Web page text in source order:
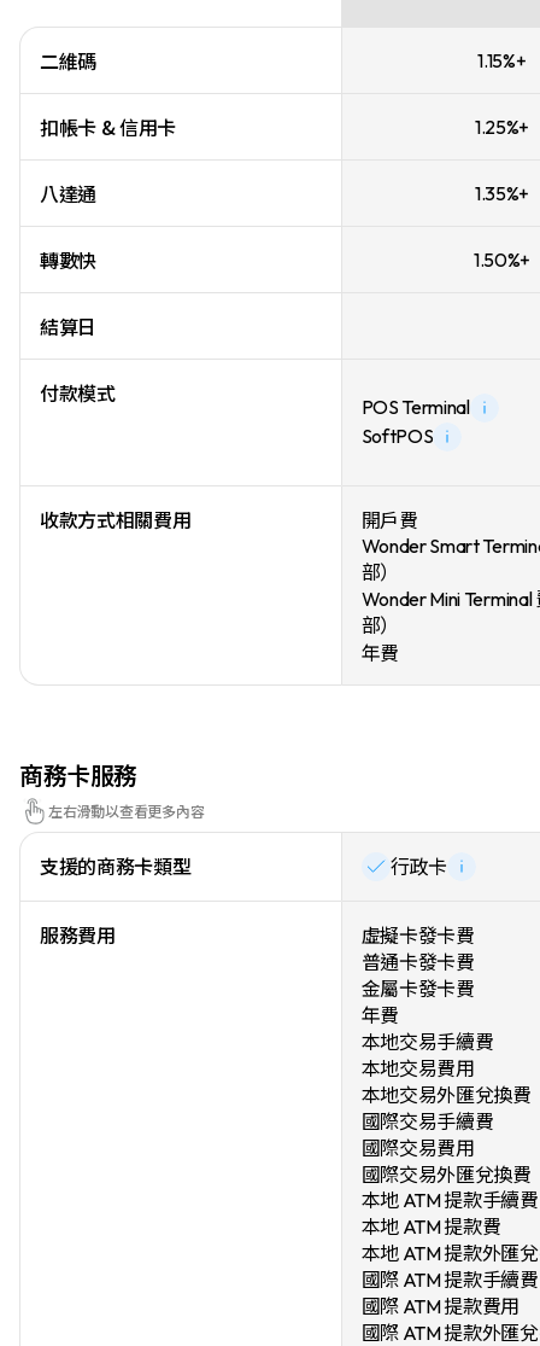
二維碼 1.15%+
扣帳卡 & 信用卡 1.25%+
八達通 1.35%+
轉數快 1.50%+
結算日
付款模式
POS Terminal
SoftPOS
收款方式相關費用 開戶費
Wonder Smart
部）
Wonder Mini
部）
年費
商務卡服務
左右滑動以查看更多內容
支援的商務卡類型 行政卡
服務費用
虛擬卡發卡費
普通卡發卡費
金屬卡發卡費
年費
本地交易手續費
本地交易費用
本地交易外匯兌換費
國際交易手續費
國際交易費用
國際交易外匯兌換費
本地 ATM 提款手續費
本地 ATM 提款費
本地 ATM 提款外匯
國際 ATM 提款手續費
國際 ATM 提款費用
國際 ATM 提款外匯